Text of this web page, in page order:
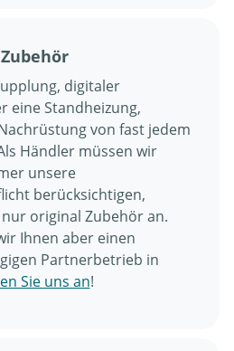
digitaler
eine Standheizung,
von fast jedem
Händler müssen wir
unsere
berücksichtigen,
original Zubehör an.
Ihnen aber einen
Partnerbetrieb in
Sie uns an!